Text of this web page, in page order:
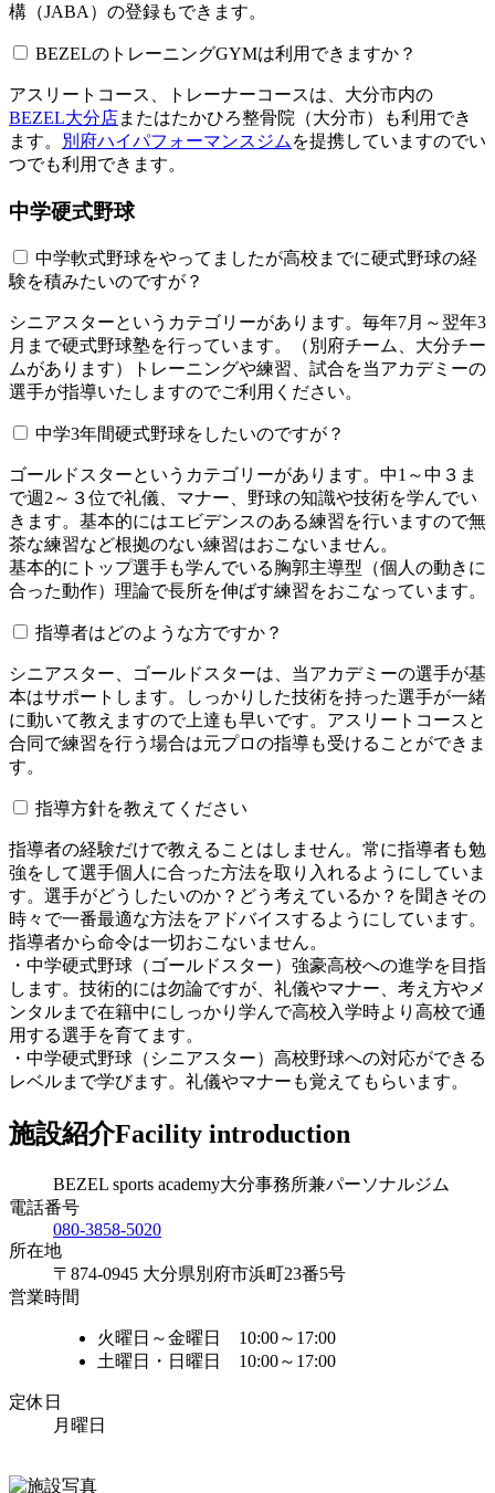
構（JABA）の登録もできます。
BEZELのトレーニングGYMは利用できますか？​​​​​
アスリートコース、トレーナーコースは、大分市内の
BEZEL大分店またはたかひろ整骨院（大分市）も利用でき
ます。
別府ハイパフォーマンスジム を提携していますのでい
つでも利用できます。
中学硬式野球
中学軟式野球をやってましたが高校までに硬式野球の経
験を積みたいのですが？
シニアスターというカテゴリーがあります。毎年7月～翌年3
月まで硬式野球塾を行っています。（別府チーム、大分チー
ムがあります）トレーニングや練習、試合を当アカデミーの
選手が指導いたしますのでご利用ください。
中学3年間硬式野球をしたいのですが？
ゴールドスターというカテゴリーがあります。中1～中３ま
で週2～３位で礼儀、マナー、野球の知識や技術を学んでい
きます。基本的にはエビデンスのある練習を行いますので無
茶な練習など根拠のない練習はおこないません。
基本的にトップ選手も学んでいる胸郭主導型（個人の動きに
合った動作）理論で長所を伸ばす練習をおこなっています。
指導者はどのような方ですか？
シニアスター、ゴールドスターは、当アカデミーの選手が基
本はサポートします。しっかりした技術を持った選手が一緒
に動いて教えますので上達も早いです。アスリートコースと
合同で練習を行う場合は元プロの指導も受けることができま
す。
指導方針を教えてください
指導者の経験だけで教えることはしません。常に指導者も勉
強をして選手個人に合った方法を取り入れるようにしていま
す。選手がどうしたいのか？どう考えているか？を聞きその
時々で一番最適な方法をアドバイスするようにしています。
指導者から命令は一切おこないません。
・中学硬式野球（ゴールドスター）強豪高校への進学を目指
します。技術的には勿論ですが、礼儀やマナー、考え方やメ
ンタルまで在籍中にしっかり学んで高校入学時より高校で通
用する選手を育てます。
・中学硬式野球（シニアスター）高校野球への対応ができる
レベルまで学びます。礼儀やマナーも覚えてもらいます。
施設紹介Facility introduction
BEZEL sports academy大分事務所兼パーソナルジム
電話番号
080-3858-5020
所在地
〒874-0945 大分県別府市浜町23番5号
営業時間
火曜日～金曜日 10:00～17:00
土曜日・日曜日 10:00～17:00
定休日
月曜日